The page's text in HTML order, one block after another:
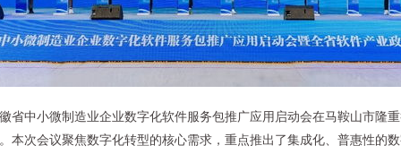
省中小微制造业企业数字化软件服务包推广应用启动会在马鞍山市隆
本次会议聚焦数字化转型的核心需求，重点推出了集成化、普惠性的